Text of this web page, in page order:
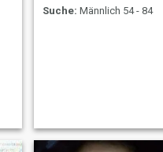
Suche: Männlich 54 - 84